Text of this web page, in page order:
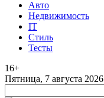
Авто
Недвижимость
IT
Стиль
Тесты
16+
Пятница, 7 августа 2026